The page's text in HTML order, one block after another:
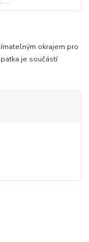
okrajem pro
je součástí